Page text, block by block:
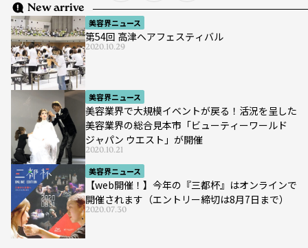
New arrive
美容界ニュース
第54回 高津ヘアフェスティバル
2020.10.29
美容界ニュース
美容業界で大規模イベントが戻る！活況を呈した
美容業界の総合見本市「ビューティーワールド
ジャパン ウエスト」が開催
2020.10.21
美容界ニュース
【web開催！】今年の『三都杯』はオンラインで
開催されます（エントリー締切は8月7日まで）
2020.07.30